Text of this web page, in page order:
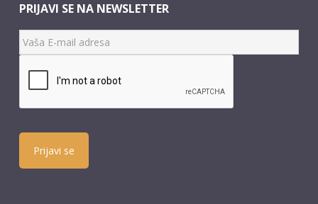
PRIJAVI SE NA NEWSLETTER
Prijavi se